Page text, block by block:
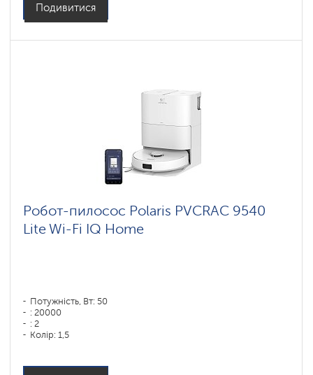
Подивитися
Робот-пилосос Polaris PVCRAC 9540
Lite Wi-Fi IQ Home
Потужність, Вт: 50
: 20000
: 2
Колір: 1,5
Бічні щітки: 1